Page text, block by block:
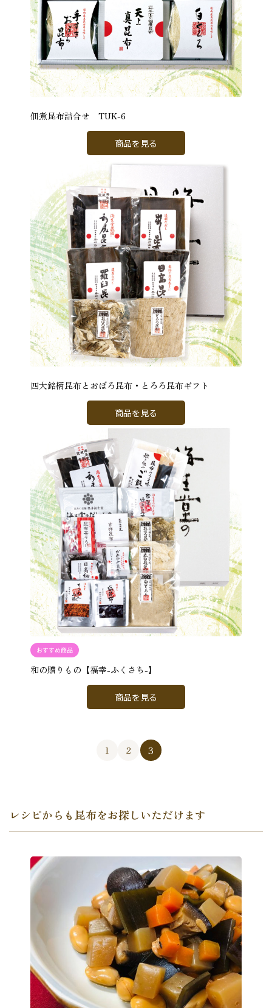
佃煮昆布詰合せ TUK-6
商品を見る
四大銘柄昆布とおぼろ昆布・とろろ昆布ギフト
商品を見る
おすすめ商品
和の贈りもの【福幸-ふくさち-】
商品を見る
1 2 3
レシピからも昆布をお探しいただけます